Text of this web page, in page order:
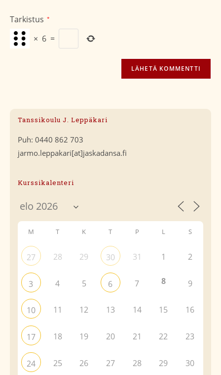
Tarkistus *
× 6 =
Tanssikoulu J. Leppäkari
Puh: 0440 862 703
jarmo.leppakari[at]jaskadansa.fi
Kurssikalenteri
M T K T P L S
27 28 29 30 31 1 2
3 4 5 6 7 8 9
10 11 12 13 14 15 16
17 18 19 20 21 22 23
24 25 26 27 28 29 30